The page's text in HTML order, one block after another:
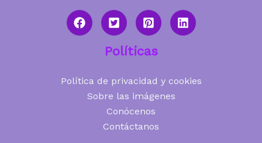
Políticas
Política de privacidad y cookies
Sobre las imágenes
Conócenos
Contáctanos